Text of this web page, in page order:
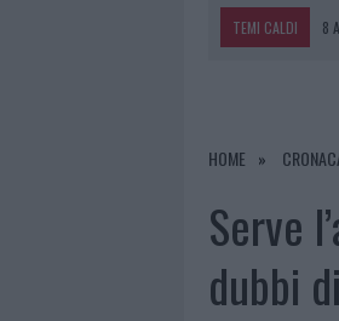
TEMI CALDI 8
7 AGOSTO 2026
HOME
Serve
dubbi